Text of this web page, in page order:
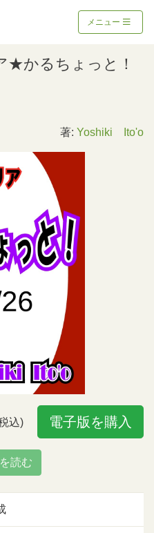
メニュー
★かるちょっと！
著: Yoshiki Ito'o
込) 電子版を購入
読む